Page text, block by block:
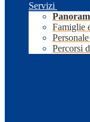
Servizi
Famiglie
Percorsi